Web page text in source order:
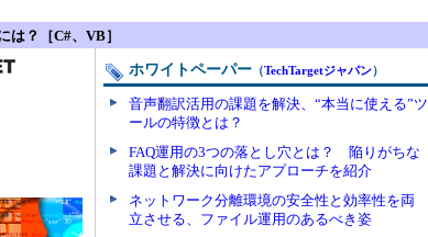
？［C#、VB］
ホワイトペーパー （TechTargetジャパン）
音声翻訳活用の課題を解決、“本当に使える”ツ
ールの特徴とは？
FAQ運用の3つの落とし穴とは？ 陥りがちな
課題と解決に向けたアプローチを紹介
ネットワーク分離環境の安全性と効率性を両
立させる、ファイル運用のあるべき姿